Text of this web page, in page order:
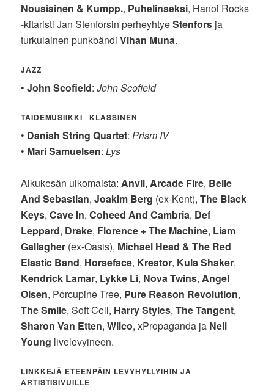
Nousiainen & Kumpp., Puhelinseksi, Hanoi Rocks
-kitaristi Jan Stenforsin perheyhtyeStenfors ja
turkulainen punkbändiVihan Muna.
JAZZ
•John Scofield:John Scofield
TAIDEMUSIIKKI |KLASSINEN
• Danish String Quartet: Prism IV
• Mari Samuelsen:Lys
Alkukesän ulkomaista: Anvil, Arcade Fire, Belle
And Sebastian,Joakim Berg (ex-Kent),The Black
Keys,Cave In,Coheed And Cambria, Def
Leppard, Drake, Florence + The Machine, Liam
Gallagher (ex-Oasis), Michael Head & The Red
Elastic Band, Horseface, Kreator, Kula Shaker,
Kendrick Lamar, Lykke Li, Nova Twins, Angel
Olsen, Porcupine Tree, Pure Reason Revolution,
The Smile, Soft Cell, Harry Styles,The Tangent,
Sharon Van Etten,Wilco, xPropaganda ja Neil
Young livelevyineen.
LINKKEJÄ ETEENPÄIN LEVYHYLLYIHIN JA
ARTISTISIVUILLE